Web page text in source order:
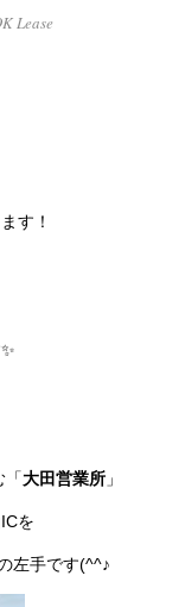
Lease
す！
「大田営業所 」
を
左手です(^^♪